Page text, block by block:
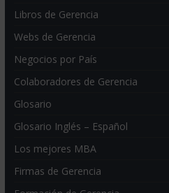
Libros de Gerencia
Webs de Gerencia
Negocios por País
Colaboradores de Gerencia
Glosario
Glosario Inglés – Español
Los mejores MBA
Firmas de Gerencia